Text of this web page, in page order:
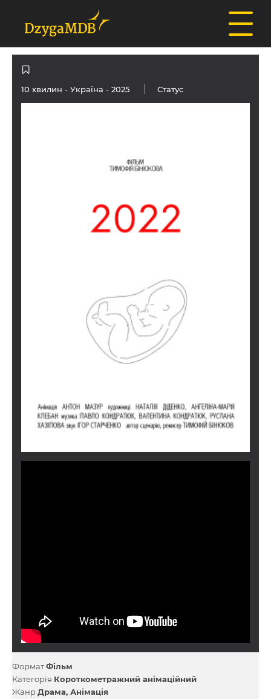
10 хвилин - Україна - 2025 Статус
ФорматФільм
Категорія Короткометражний анімаційний
ЖанрДрама Анімація